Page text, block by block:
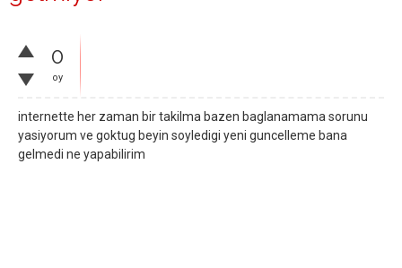
0
oy
internette her zaman bir takilma bazen baglanamama sorunu
yasiyorum ve goktug beyin soyledigi yeni guncelleme bana
gelmedi ne yapabilirim